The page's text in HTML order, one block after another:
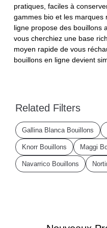
pratiques, faciles à
gammes bio et les marques
ligne propose des bouillons
vous cherchiez une base
moyen rapide de vous
bouillons en ligne devient
Related Filters
Gallina Blanca Bouillons
Knorr Bouillons Maggi
Navarrico Bouillons